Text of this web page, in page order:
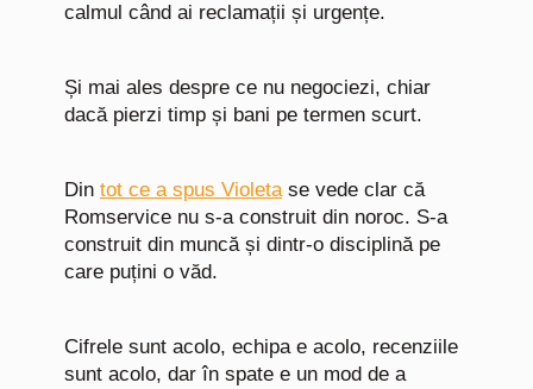
calmul când ai reclamații și urgențe.
Și mai ales despre ce nu negociezi, chiar
dacă pierzi timp și bani pe termen scurt.
Din tot ce a spus Violetase vede clar că
Romservice nu s-a construit din noroc. S-a
construit din muncă și dintr-o disciplină pe
care puțini o văd.
Cifrele sunt acolo, echipa e acolo, recenziile
sunt acolo, dar în spate e un mod de a